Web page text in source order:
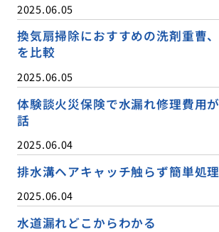
2025.06.05
換気扇掃除におすすめの洗剤重曹
を比較
2025.06.05
体験談火災保険で水漏れ修理費用
話
2025.06.04
排水溝ヘアキャッチ触らず簡単処理
2025.06.04
水道漏れどこからわかる